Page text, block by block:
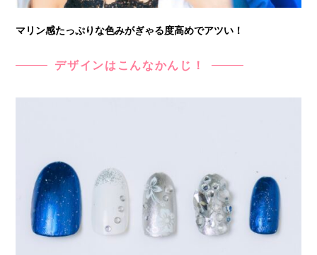
マリン感たっぷりな色みがぎゃる度高めでアツい！
デザインはこんなかんじ！